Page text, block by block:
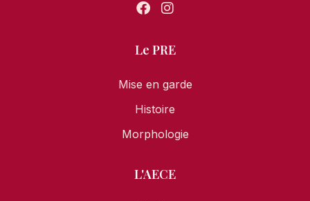
Le PRE
Mise en garde
Histoire
Morphologie
L'AECE